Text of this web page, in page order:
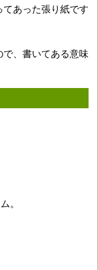
あった張り紙です
、書いてある意味
。